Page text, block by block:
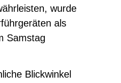
wurde
als
Samstag
Blickwinkel